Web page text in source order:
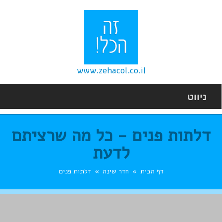
www.zehacol.co.il
ניווט
דלתות פנים - כל מה שרציתם
לדעת
דף הבית חדר שינה דלתות פנים